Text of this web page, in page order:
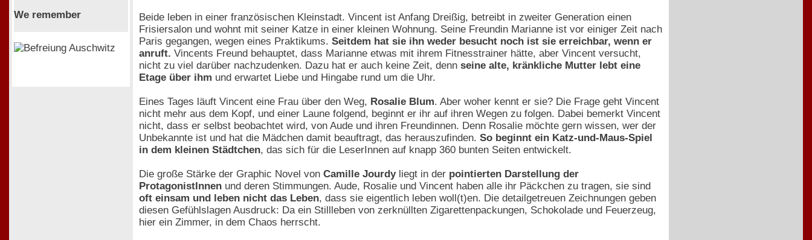
We remember
Beide leben in einer französischen Kleinstadt. Vincent ist Anfang Dreißig, betreibt in zweiter Generation einen
Frisiersalon und wohnt mit seiner Katze in einer kleinen Wohnung. Seine Freundin Marianne ist vor einiger Zeit nach
Paris gegangen, wegen eines Praktikums. Seitdem hat sie ihn weder besucht noch ist sie erreichbar, wenn er
anruft. Vincents Freund behauptet, dass Marianne etwas mit ihrem Fitnesstrainer hätte, aber Vincent versucht,
nicht zu viel darüber nachzudenken. Dazu hat er auch keine Zeit, denn seine alte, kränkliche Mutter lebt eine
Etage über ihm und erwartet Liebe und Hingabe rund um die Uhr.
Eines Tages läuft Vincent eine Frau über den Weg, Rosalie Blum. Aber woher kennt er sie? Die Frage geht Vincent
nicht mehr aus dem Kopf, und einer Laune folgend, beginnt er ihr auf ihren Wegen zu folgen. Dabei bemerkt Vincent
nicht, dass er selbst beobachtet wird, von Aude und ihren Freundinnen. Denn Rosalie möchte gern wissen, wer der
Unbekannte ist und hat die Mädchen damit beauftragt, das herauszufinden. So beginnt ein Katz-und-Maus-Spiel
in dem kleinen Städtchen, das sich für die LeserInnen auf knapp 360 bunten Seiten entwickelt.
Die große Stärke der Graphic Novel von Camille Jourdyliegt in der pointierten Darstellung der
ProtagonistInnen und deren Stimmungen. Aude, Rosalie und Vincent haben alle ihr Päckchen zu tragen, sie sind
oft einsam und leben nicht das Leben, dass sie eigentlich leben woll(t)en. Die detailgetreuen Zeichnungen geben
diesen Gefühlslagen Ausdruck: Da ein Stillleben von zerknüllten Zigarettenpackungen, Schokolade und Feuerzeug,
hier ein Zimmer, in dem Chaos herrscht.